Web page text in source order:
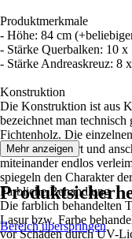
Produktmerkmale
- Höhe: 84 cm
- Stärke Querbalken: 10 x
- Stärke Andreaskreuz: 8
Konstruktion
Die Konstruktion ist aus
bezeichnet man technisch
Fichtenholz. Die
gescannt, sortiert und
miteinander endlos
spiegeln den Charakter
Farbliche Behandlung
Die farblich behandelten
Lasur bzw. Farbe
vor Schäden durch UV-
Mehr anzeigen
Bereich überspringen